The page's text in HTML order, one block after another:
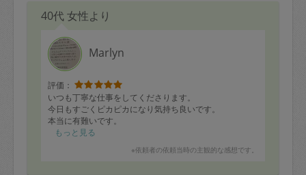
40代 女性より
Marlyn
評価：
いつも丁寧な仕事をしてくださります。
今日もすごくピカピカになり気持ち良いです。
本当に有難いです。
もっと見る
※依頼者の依頼当時の主観的な感想です。